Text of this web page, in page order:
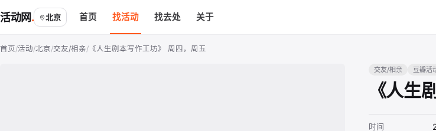
活动网 北京 首页 找活动 找去处 关于
首页/活动/北京/交友/相亲/ 《人生剧本写作工坊》 周四，周五
交友/相亲 豆瓣活
《人生
时间